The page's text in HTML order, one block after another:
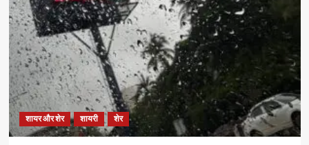
शायर और शेर शायरी शेर